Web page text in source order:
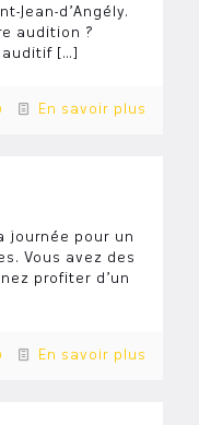
Jean-d’Angély.
audition ?
auditif […]
En savoir plus
journée pour un
Vous avez des
profiter d’un
En savoir plus